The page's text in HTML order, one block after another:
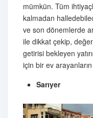
mümkün. Tüm
kalmadan
ve son dönemlerde
ile dikkat çekip,
getirisi bekleyen
için bir ev
Sarıyer